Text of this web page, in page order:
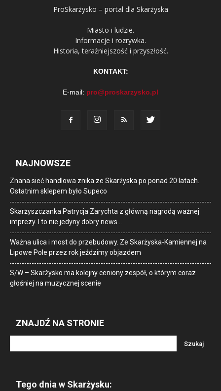
ProSkarżysko – portal dla Skarżyska
Miasto i ludzie.
Informacje i rozrywka.
Historia, teraźniejszość i przyszłość.
KONTAKT:
E-mail: pro@proskarzysko.pl
NAJNOWSZE
Znana sieć handlowa znika ze Skarżyska po ponad 20 latach.
Ostatnim sklepem było Supeco
Skarżyszczanka Patrycja Zarychta z główną nagrodą ważnej
imprezy. I to nie jedyny dobry news…
Ważna ulica i most do przebudowy. Ze Skarżyska-Kamiennej na
Lipowe Pole przez rok jeździmy objazdem
S/W – Skarżysko ma kolejny ceniony zespół, o którym coraz
głośniej na muzycznej scenie
ZNAJDŹ NA STRONIE
Tego dnia w Skarżysku: